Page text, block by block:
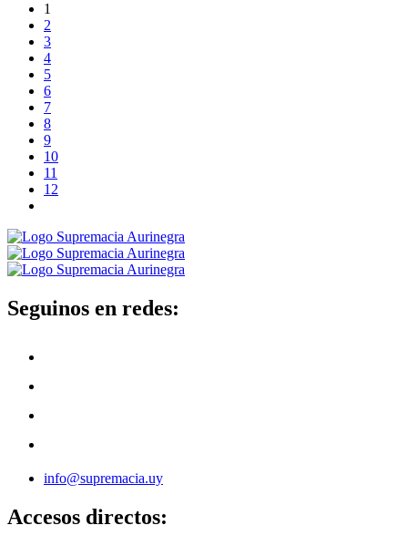
1
2
3
4
5
6
7
8
9
10
11
12
Seguinos en redes:
info@supremacia.uy
Accesos directos: